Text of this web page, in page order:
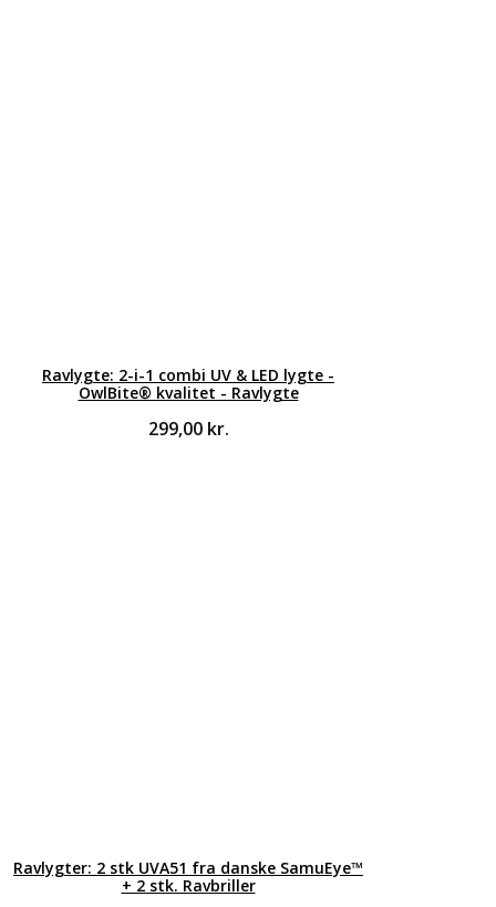
Ravlygte: 2-i-1 combi UV & LED lygte -
OwlBite® kvalitet - Ravlygte
299,00 kr.
Ravlygter: 2 stk UVA51 fra danske SamuEye™
+ 2 stk. Ravbriller